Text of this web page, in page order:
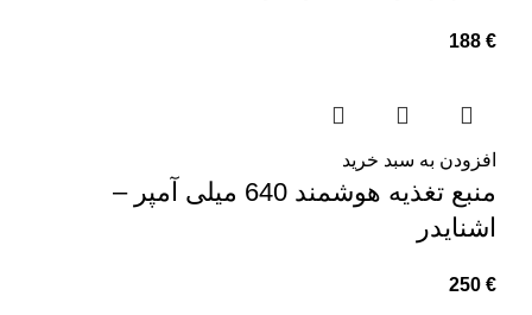
188 €
افزودن به سبد خرید
منبع تغذیه هوشمند 640 میلی آمپر –
اشنایدر
250 €